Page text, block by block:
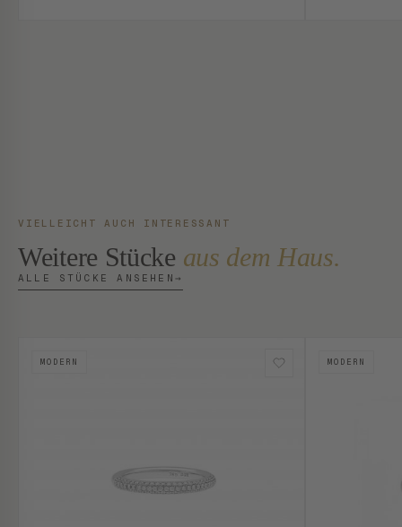
VIELLEICHT AUCH INTERESSANT
Weitere Stücke aus dem Haus.
ALLE STÜCKE ANSEHEN →
MODERN MODERN